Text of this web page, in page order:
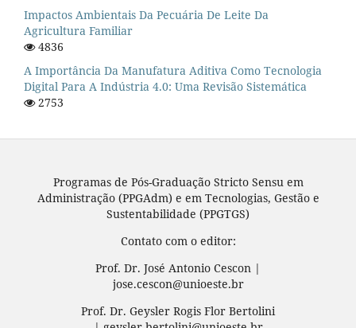
Impactos Ambientais Da Pecuária De Leite Da
Agricultura Familiar
4836
A Importância Da Manufatura Aditiva Como Tecnologia
Digital Para A Indústria 4.0: Uma Revisão Sistemática
2753
Programas de Pós-Graduação Stricto Sensu em
Administração (PPGAdm) e em Tecnologias, Gestão e
Sustentabilidade (PPGTGS)
Contato com o editor:
Prof. Dr. José Antonio Cescon |
jose.cescon@unioeste.br
Prof. Dr. Geysler Rogis Flor Bertolini